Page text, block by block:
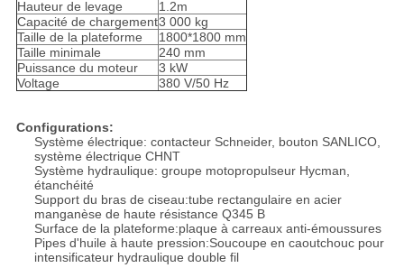
Hauteur de levage
1.2m
Capacité de chargement3 000 kg
Taille de la plateforme
1800*1800 mm
Taille minimale
240 mm
Puissance du moteur
3 kW
Voltage
380 V/50 Hz
Configurations:
Système électrique: contacteur Schneider, bouton SANLICO,
système électrique CHNT
Système hydraulique: groupe motopropulseur Hycman,
étanchéité
Support du bras de ciseau:tube rectangulaire en acier
manganèse de haute résistance Q345 B
Surface de la plateforme:plaque à carreaux anti-émoussures
Pipes d'huile à haute pression:Soucoupe en caoutchouc pour
intensificateur hydraulique double fil